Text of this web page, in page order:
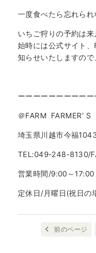
一度食べたら忘れられ
いちご狩りの予約は
始時には公式サイト
知らせいたしますので
ーーーーーーーーー
＠FARM FARMER′ S
埼玉県川越市今福
TEL:049-248-8130/
営業時間/9:00～17:00
定休日/月曜日(祝日の
前のページ